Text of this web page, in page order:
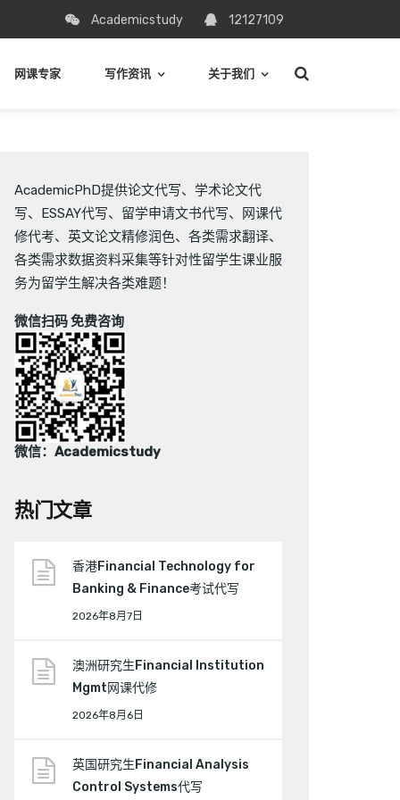
Academicstudy 12127109
网课专家 写作资讯 关于我们
AcademicPhD提供论文代写、 学术论文代
写、 ESSAY代写、 留学申请文书代写、
网课代
修代考、 英文论文精修润色、 各类需求翻译、
各类需求数据资料采集等针对性留学生课业服
务为留学生解决各类难题！
微信扫码 免费咨询
微信：Academicstudy
热门文章
香港Financial Technology for
Banking & Finance考试代写
2026年8月7日
澳洲研究生Financial Institution
Mgmt网课代修
2026年8月6日
英国研究生Financial Analysis
Control Systems代写